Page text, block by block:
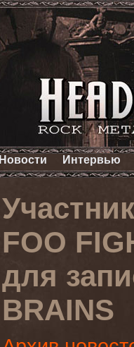
Новости Интервью
FOO
для
BRAINS